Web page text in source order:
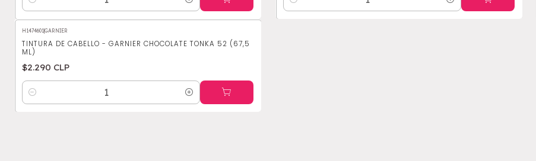
Cantidad Cantidad
H1474601 GARNIER
TINTURA DE CABELLO - GARNIER CHOCOLATE TONKA 52 (67,5
ML)
$2.290 CLP
Cantidad